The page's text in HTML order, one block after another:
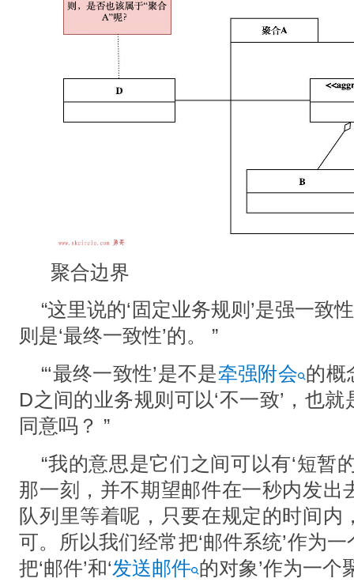
聚合边界
“这⾥说的‘固定业务规则’是强⼀致
则是‘最终⼀致性’的。 ”
“‘最终⼀致性’是不是牵强附会 的概
D之间的业务规则可以‘不⼀致’，也
同意吗？ ”
“我的意思是它们之间可以有‘短暂
那⼀刻，并不期望邮件在⼀秒内发出
队列⾥等着呢，只要在规定的时间内
可。所以我们经常把‘邮件系统’作为
把‘邮件’和‘发送邮件 的对象’作为⼀个